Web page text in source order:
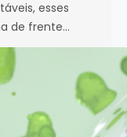
esses
de frente…